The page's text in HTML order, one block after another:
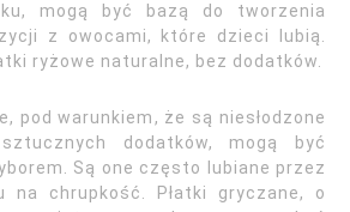
mogą być bazą do tworzenia
z owocami, które dzieci lubią.
ryżowe naturalne, bez dodatków.
pod warunkiem, że są niesłodzone
dodatków, mogą być
Są one często lubiane przez
na chrupkość. Płatki gryczane, o